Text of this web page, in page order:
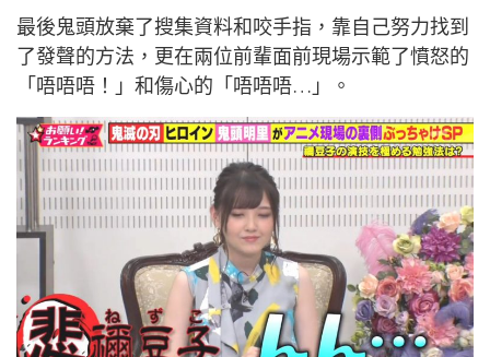
最後鬼頭放棄了搜集資料和咬手指，靠自己努力找到
了發聲的方法，更在兩位前輩面前現場示範了憤怒的
「唔唔唔！」和傷心的「唔唔唔…」。